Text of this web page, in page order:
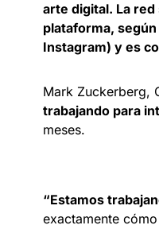
arte digital. La
plataforma,
Instagram) y es
Mark Zuckerberg,
trabajando para
meses.
“Estamos
exactamente